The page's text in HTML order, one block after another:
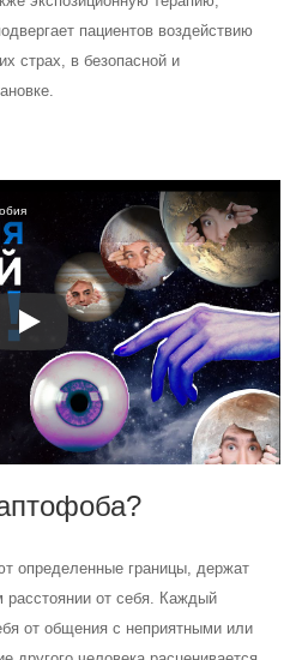
пациентов воздействию
страх, в безопасной и
определенные границы, держат
от себя. Каждый
от общения с неприятными или